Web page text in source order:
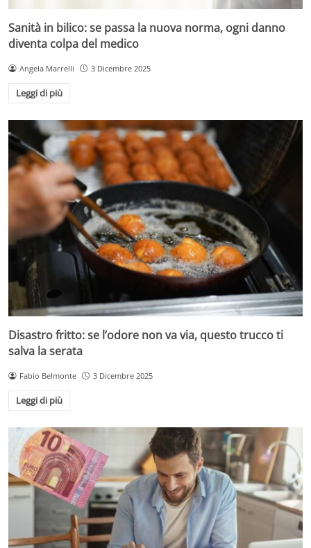
Sanità in bilico: se passa la nuova norma, ogni danno
diventa colpa del medico
Angela Marrelli 3 Dicembre 2025
Leggi di più
Disastro fritto: se l’odore non va via, questo trucco ti
salva la serata
Fabio Belmonte 3 Dicembre 2025
Leggi di più